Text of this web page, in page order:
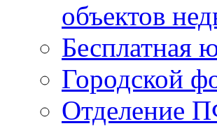
объектов
Бесплатная
Городской
Отделение